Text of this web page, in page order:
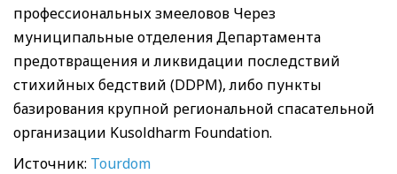
профессиональных змееловов Через
муниципальные отделения Департамента
предотвращения и ликвидации последствий
стихийных бедствий (DDPM), либо пункты
базирования крупной региональной спасательной
организации Kusoldharm Foundation.
Источник: Tourdom